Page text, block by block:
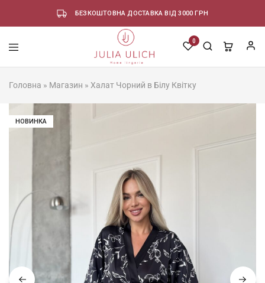
БЕЗКОШТОВНА ДОСТАВКА ВІД 3000 ГРН
0
Головна » Магазин » Халат Чорний в Білу Квітку
НОВИНКА